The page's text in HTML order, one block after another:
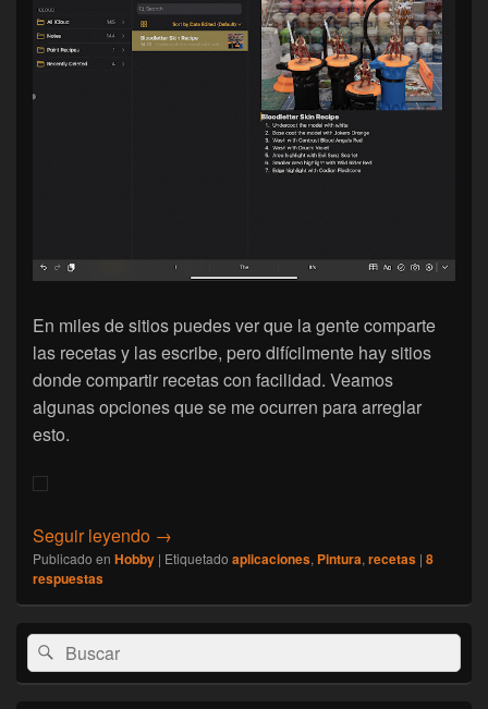
En miles de sitios puedes ver que la gente comparte
las recetas y las escribe, pero difícilmente hay sitios
donde compartir recetas con facilidad. Veamos
algunas opciones que se me ocurren para arreglar
esto.
Seguir leyendo [Hobby] Como organizar tus recetas de
→
Publicado en Hobby | Etiquetado aplicaciones, Pintura, recetas | 8
respuestas
área
de
widget
Buscar
por:
Buscar